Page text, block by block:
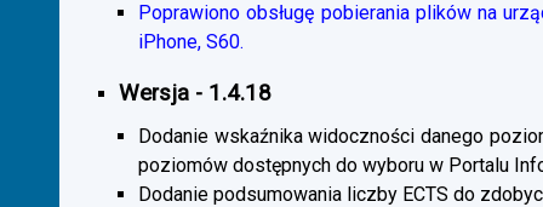
Poprawiono obsługę pobierania plików na
iPhone, S60.
Wersja - 1.4.18
Dodanie wskaźnika widoczności danego
poziomów dostępnych do wyboru w Portalu
Dodanie podsumowania liczby ECTS do